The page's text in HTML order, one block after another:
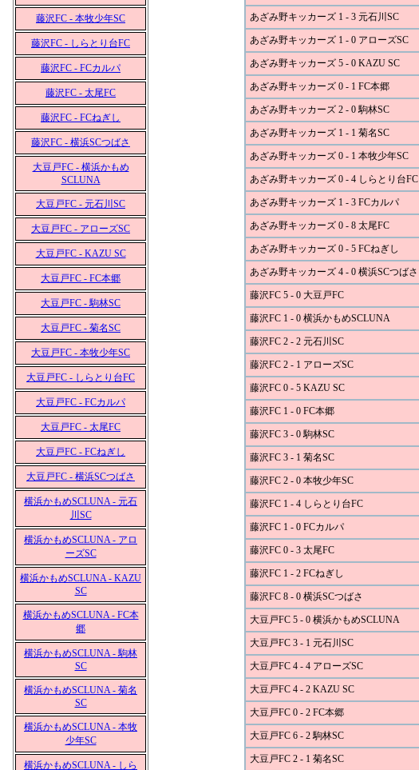
藤沢FC - 本牧少年SC
藤沢FC - しらとり台FC
藤沢FC - FCカルパ
藤沢FC - 太尾FC
藤沢FC - FCねぎし
藤沢FC - 横浜SCつばさ
大豆戸FC - 横浜かもめ
SCLUNA
大豆戸FC - 元石川SC
大豆戸FC - アローズSC
大豆戸FC - KAZU SC
大豆戸FC - FC本郷
大豆戸FC - 駒林SC
大豆戸FC - 菊名SC
大豆戸FC - 本牧少年SC
大豆戸FC - しらとり台FC
大豆戸FC - FCカルパ
大豆戸FC - 太尾FC
大豆戸FC - FCねぎし
大豆戸FC - 横浜SCつばさ
横浜かもめSCLUNA - 元石
川SC
横浜かもめSCLUNA - アロ
ーズSC
横浜かもめSCLUNA - KAZU
SC
横浜かもめSCLUNA - FC本
郷
横浜かもめSCLUNA - 駒林
SC
横浜かもめSCLUNA - 菊名
SC
横浜かもめSCLUNA - 本牧
少年SC
横浜かもめSCLUNA - しら
あざみ野キッカーズ 1 - 3 元石川SC
あざみ野キッカーズ 1 - 0 アローズSC
あざみ野キッカーズ 5 - 0 KAZU SC
あざみ野キッカーズ 0 - 1 FC本郷
あざみ野キッカーズ 2 - 0 駒林SC
あざみ野キッカーズ 1 - 1 菊名SC
あざみ野キッカーズ 0 - 1 本牧少年SC
あざみ野キッカーズ 0 - 4 しらとり台FC
あざみ野キッカーズ 1 - 3 FCカルパ
あざみ野キッカーズ 0 - 8 太尾FC
あざみ野キッカーズ 0 - 5 FCねぎし
あざみ野キッカーズ 4 - 0 横浜SCつばさ
藤沢FC 5 - 0 大豆戸FC
藤沢FC 1 - 0 横浜かもめSCLUNA
藤沢FC 2 - 2 元石川SC
藤沢FC 2 - 1 アローズSC
藤沢FC 0 - 5 KAZU SC
藤沢FC 1 - 0 FC本郷
藤沢FC 3 - 0 駒林SC
藤沢FC 3 - 1 菊名SC
藤沢FC 2 - 0 本牧少年SC
藤沢FC 1 - 4 しらとり台FC
藤沢FC 1 - 0 FCカルパ
藤沢FC 0 - 3 太尾FC
藤沢FC 1 - 2 FCねぎし
藤沢FC 8 - 0 横浜SCつばさ
大豆戸FC 5 - 0 横浜かもめSCLUNA
大豆戸FC 3 - 1 元石川SC
大豆戸FC 4 - 4 アローズSC
大豆戸FC 4 - 2 KAZU SC
大豆戸FC 0 - 2 FC本郷
大豆戸FC 6 - 2 駒林SC
大豆戸FC 2 - 1 菊名SC